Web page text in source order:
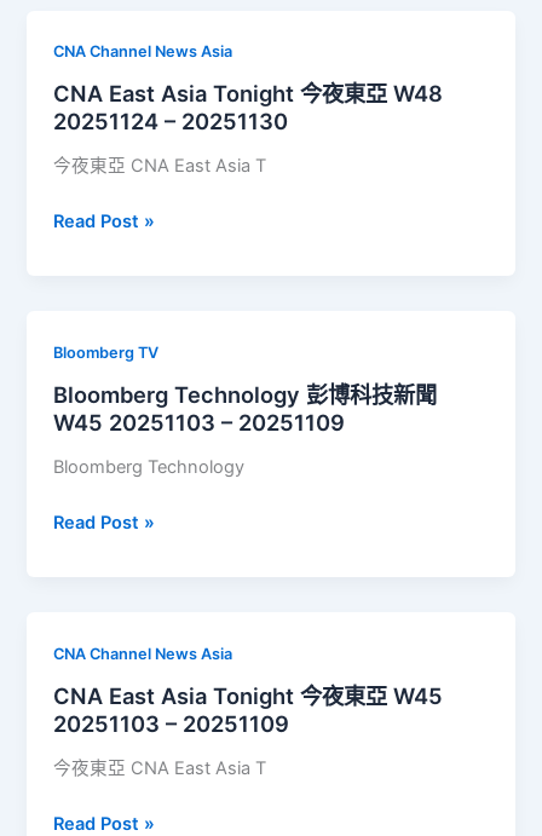
夜
東
亞
W49
20251201
–
CNA Channel News Asia
CNA East Asia Tonight 今夜東亞 W48
20251124 – 20251130
今夜東亞 CNA East Asia T
CNA
夜
東
亞
20251124
–
Read Post »
Bloomberg TV
Bloomberg Technology 彭博科技新聞
W45 20251103 – 20251109
Bloomberg Technology
Bloomberg
技
新
聞
20251103
Read Post »
CNA Channel News Asia
CNA East Asia Tonight 今夜東亞 W45
20251103 – 20251109
今夜東亞 CNA East Asia T
CNA
Read Post »